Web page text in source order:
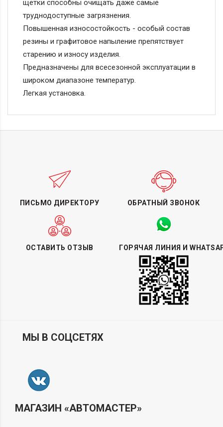
щетки способны очищать даже самые
труднодоступные загрязнения.
Повышенная износостойкость - особый состав
резины и графитовое напыление препятствует
старению и износу изделия.
Предназначены для всесезонной эксплуатации в
широком диапазоне температур.
Легкая установка.
ПИСЬМО ДИРЕКТОРУ ОБРАТНЫЙ ЗВОНОК
ОСТАВИТЬ ОТЗЫВ ГОРЯЧАЯ ЛИНИЯ И
МЫ В СОЦСЕТЯХ
МАГАЗИН «АВТОМАСТЕР»